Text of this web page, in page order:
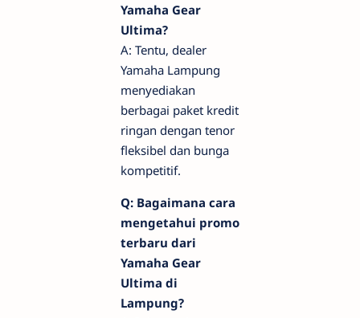
Yamaha Gear
Ultima?
A: Tentu, dealer
Yamaha Lampung
menyediakan
berbagai paket kredit
ringan dengan tenor
fleksibel dan bunga
kompetitif.
Q: Bagaimana cara
mengetahui promo
terbaru dari
Yamaha Gear
Ultima di
Lampung?